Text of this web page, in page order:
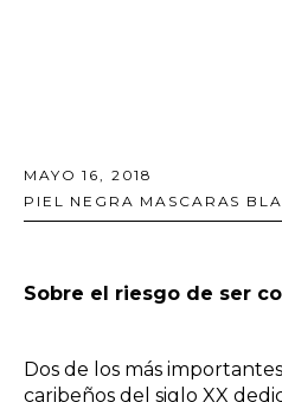
MAYO 16, 2018
PIEL NEGRA MASCARAS
Sobre el riesgo de ser
Dos de los más
caribeños del siglo XX